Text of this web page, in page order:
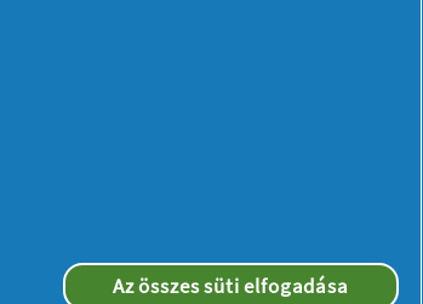
Az összes süti elfogadása